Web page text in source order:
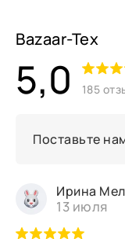
Bazaar-Tex
5,0 185
Поставьте
Ирина
13 июля